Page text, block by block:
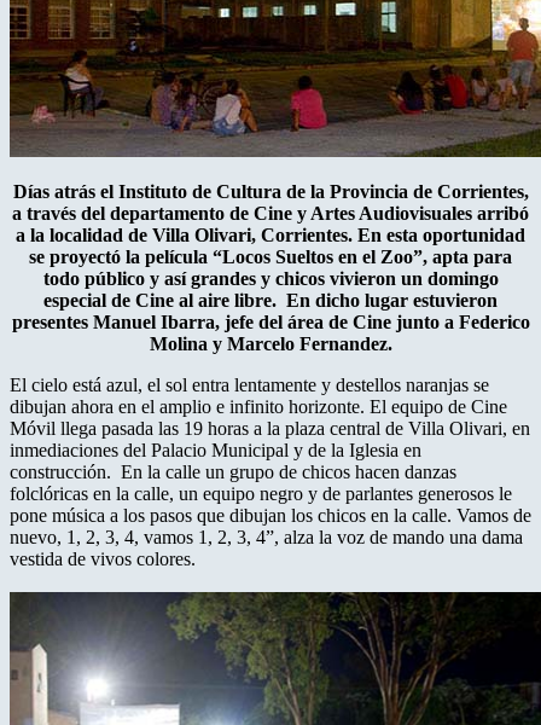
Días atrás el Instituto de Cultura de la Provincia de Corrientes,
a través del departamento de Cine y Artes Audiovisuales arribó
a la localidad de Villa Olivari, Corrientes. En esta oportunidad
se proyectó la película “Locos Sueltos en el Zoo”, apta para
todo público y así grandes y chicos vivieron un domingo
especial de Cine al aire libre. En dicho lugar estuvieron
presentes Manuel Ibarra, jefe del área de Cine junto a Federico
Molina y Marcelo Fernandez.
El cielo está azul, el sol entra lentamente y destellos naranjas se
dibujan ahora en el amplio e infinito horizonte. El equipo de Cine
Móvil llega pasada las 19 horas a la plaza central de Villa Olivari, en
inmediaciones del Palacio Municipal y de la Iglesia en
construcción. En la calle un grupo de chicos hacen danzas
folclóricas en la calle, un equipo negro y de parlantes generosos le
pone música a los pasos que dibujan los chicos en la calle. Vamos de
nuevo, 1, 2, 3, 4, vamos 1, 2, 3, 4”, alza la voz de mando una dama
vestida de vivos colores.